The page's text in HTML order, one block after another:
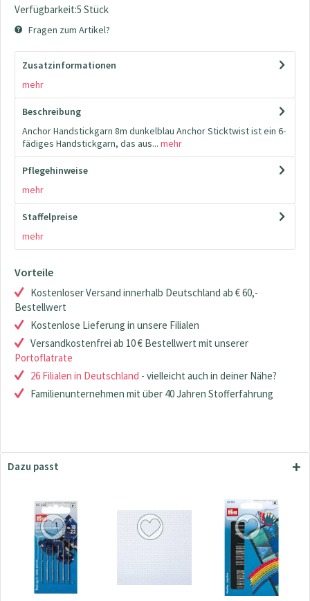
Verfügbarkeit:5 Stück
Fragen zum Artikel?
Zusatzinformationen
mehr
Beschreibung
Anchor Handstickgarn 8m dunkelblau Anchor Sticktwist ist ein 6-
fädiges Handstickgarn, das aus... mehr
Pflegehinweise
mehr
Staffelpreise
mehr
Vorteile
Kostenloser Versand innerhalb Deutschland ab € 60,-
Bestellwert
Kostenlose Lieferung in unsere Filialen
Versandkostenfrei ab 10 € Bestellwert mit unserer
Portoflatrate
26 Filialen in Deutschland - vielleicht auch in deiner Nähe?
Familienunternehmen mit über 40 Jahren Stofferfahrung
Dazu passt